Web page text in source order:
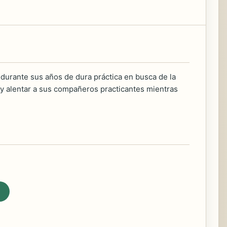
sus años de dura práctica en busca de la
alentar a sus compañeros practicantes mientras